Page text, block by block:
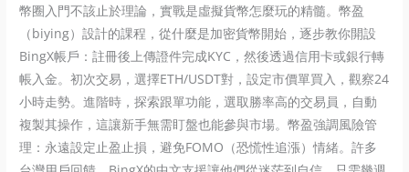
幣圈入門不該止於理論，實戰是虛擬貨幣怎麼玩的精髓。幣盈
（biying）設計的課程，從什麼是加密貨幣開始，逐步教你開設
BingX帳戶：註冊後上傳證件完成KYC，然後透過信用卡或銀行轉
帳入金。初次交易，選擇ETH/USDT對，設定市價單買入，觀察24
小時走勢。進階時，探索跟單功能，選取勝率高的交易員，自動
複製其操作，這讓新手無需盯盤也能參與市場。幣盈強調風險管
理：永遠設定止盈止損，避免FOMO（恐慌性追漲）情緒。許多